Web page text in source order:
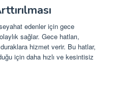
edenler için gece
sağlar. Gece hatları,
hizmet verir. Bu hatlar,
için daha hızlı ve kesintisiz